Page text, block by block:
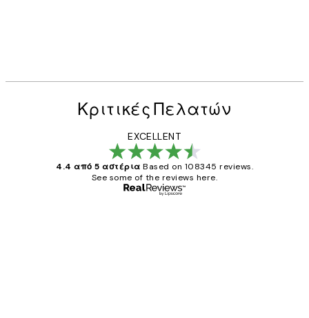
Κριτικές Πελατών
EXCELLENT
4.4 από 5 αστέρια Based on 108345 reviews.
See some of the reviews here.